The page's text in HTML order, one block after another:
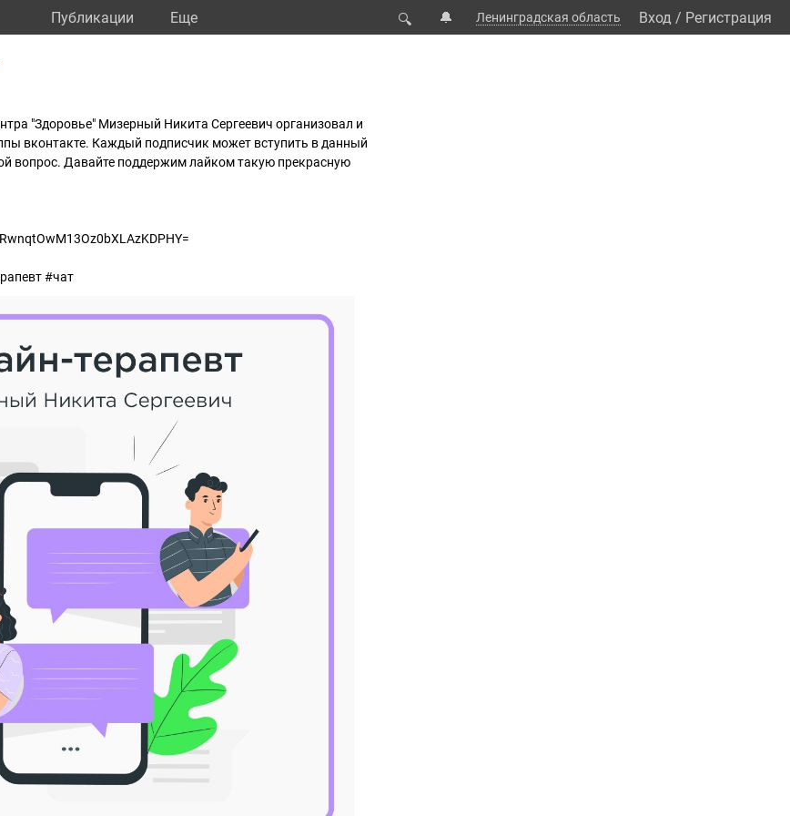
Публикации Eще 🔍 🔔 Ленинградская область Вход / Регистрация
"Здоровье" Мизерный Никита Сергеевич организовал и
вконтакте. Каждый подписчик может вступить в данный
вопрос. Давайте поддержим лайком такую прекрасную
#чат